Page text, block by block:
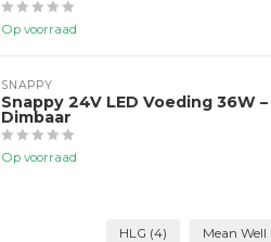
Op voorraad
SNAPPY
Snappy 24V LED Voeding 36W –
Dimbaar
Op voorraad
HLG (4) Mean Well